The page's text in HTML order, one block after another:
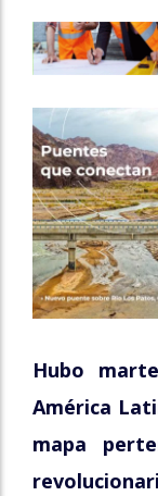
Hubo
América
mapa